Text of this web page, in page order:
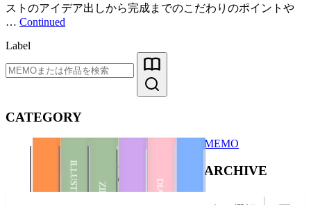
ストのアイデア出しから完成までのこだわりのポイントや
… Continued
Label
CATEGORY
ILLUSTRATION
ILLUSTRATION ZINE DIARY
MEMO
ARCHIVE